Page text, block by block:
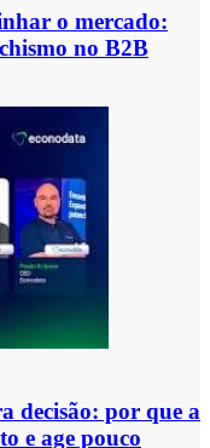
o mercado:
no B2B
decisão: por que a
e age pouco